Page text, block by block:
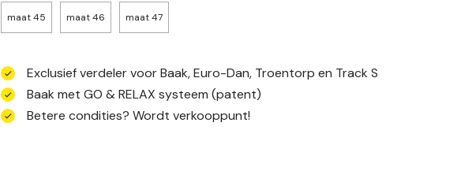
maat 45 maat 46 maat 47
Exclusief verdeler voor Baak, Euro-Dan, Troentorp en Track S
Baak met GO & RELAX systeem (patent)
Betere condities? Wordt verkooppunt!